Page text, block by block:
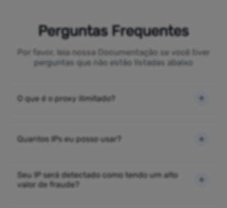
Perguntas Frequentes
Por favor, leia nossa Documentação se você tiver
perguntas que não estão listadas abaixo
O que é o proxy ilimitado?
Quantos IPs eu posso usar?
Seu IP será detectado como tendo um alto
valor de fraude?